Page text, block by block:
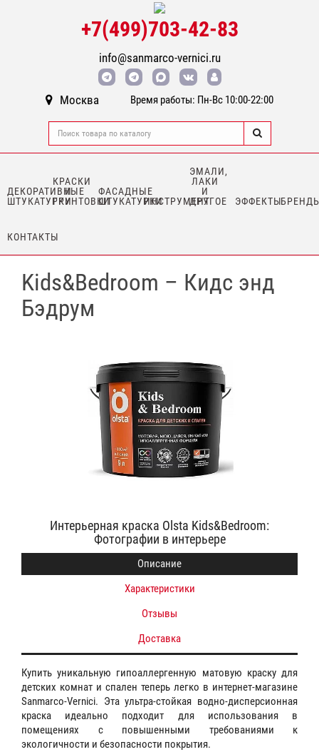
+7(499)703-42-83
info@sanmarco-vernici.ru
Москва Время работы: Пн-Вс 10:00-22:00
ДЕКОРАТИВНЫЕ
ШТУКАТУРКИ
КРАСКИ
И
ГРУНТОВКИ
ФАСАДНЫЕ
ШТУКАТУРКИИНСТРУМЕНТ
ЭМАЛИ,
ЛАКИ
И
ДРУГОЕ
ЭФФЕКТЫ
КОНТАКТЫ
Kids&Bedroom – Кидс энд
Бэдрум
Интерьерная краска Olsta Kids&Bedroom:
Фотографии в интерьере
Описание
Характеристики
Отзывы
Доставка
Купить уникальную гипоаллергенную матовую краску для
детских комнат и спален теперь легко в интернет-магазине
Sanmarco-Vernici. Эта ультра-стойкая водно-дисперсионная
краска идеально подходит для использования в
помещениях с повышенными требованиями к
экологичности и безопасности покрытия.